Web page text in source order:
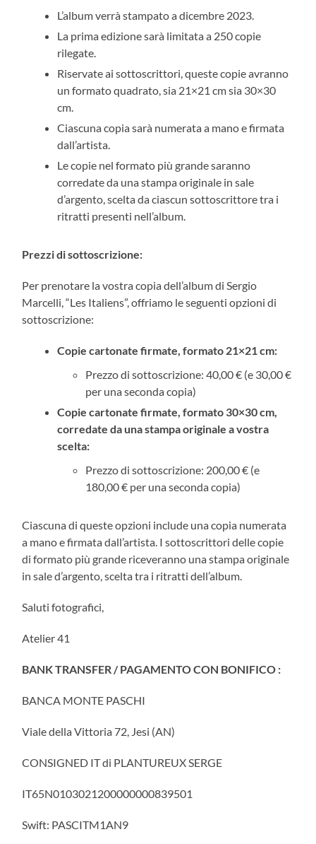
L’album verrà stampato a dicembre 2023.
La prima edizione sarà limitata a 250 copie
rilegate.
Riservate ai sottoscrittori, queste copie avranno
un formato quadrato, sia 21×21 cm sia 30×30
cm.
Ciascuna copia sarà numerata a mano e firmata
dall’artista.
Le copie nel formato più grande saranno
corredate da una stampa originale in sale
d’argento, scelta da ciascun sottoscrittore tra i
ritratti presenti nell’album.
Prezzi di sottoscrizione:
Per prenotare la vostra copia dell’album di Sergio
Marcelli, “Les Italiens”, offriamo le seguenti opzioni di
sottoscrizione:
Copie cartonate firmate, formato 21×21 cm:
Prezzo di sottoscrizione: 40,00 € (e 30,00 €
per una seconda copia)
Copie cartonate firmate, formato 30×30 cm,
corredate da una stampa originale a vostra
scelta:
Prezzo di sottoscrizione: 200,00 € (e
180,00 € per una seconda copia)
Ciascuna di queste opzioni include una copia numerata
a mano e firmata dall’artista. I sottoscrittori delle copie
di formato più grande riceveranno una stampa originale
in sale d’argento, scelta tra i ritratti dell’album.
Saluti fotografici,
Atelier 41
BANK TRANSFER / PAGAMENTO CON BONIFICO :
BANCA MONTE PASCHI
Viale della Vittoria 72, Jesi (AN)
CONSIGNED IT di PLANTUREUX SERGE
IT65N0103021200000000839501
Swift: PASCITM1AN9